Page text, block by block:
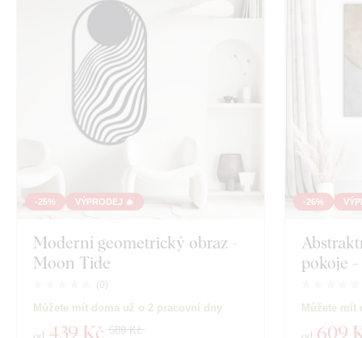
-25% VÝPRODEJ 🔥
Moderní geometrický obraz -
Moon Tide
(0)
Můžete mít doma už o 2 pracovní dny
439 Kč 589 Kč
-26%
pokoje
Můžete mít
609